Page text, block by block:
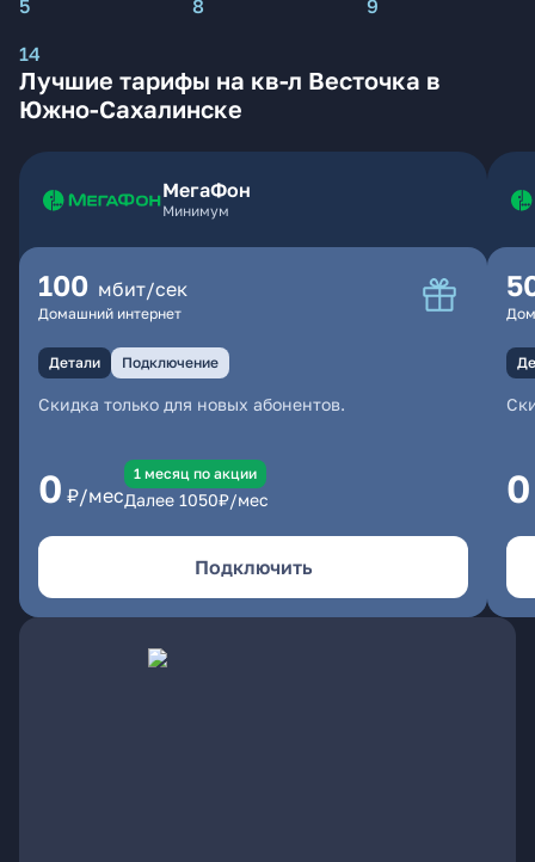
5
8
9
14
Лучшие тарифы на кв-л Весточка в
Южно-Сахалинске
МегаФон
Минимум
100 мбит/сек
Домашний интернет
Детали Подключение
Скидка только для новых абонентов.
0 ₽/мес
1 месяц по акции
Далее 1050₽/мес
Подключить
0